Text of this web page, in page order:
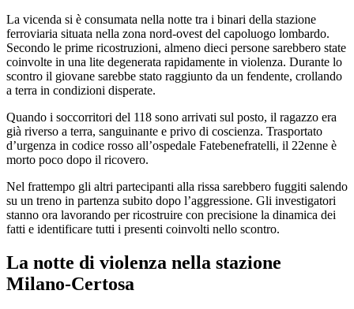
La vicenda si è consumata nella notte tra i binari della stazione
ferroviaria situata nella zona nord-ovest del capoluogo lombardo.
Secondo le prime ricostruzioni, almeno dieci persone sarebbero state
coinvolte in una lite degenerata rapidamente in violenza. Durante lo
scontro il giovane sarebbe stato raggiunto da un fendente, crollando
a terra in condizioni disperate.
Quando i soccorritori del 118 sono arrivati sul posto, il ragazzo era
già riverso a terra, sanguinante e privo di coscienza. Trasportato
d’urgenza in codice rosso all’ospedale Fatebenefratelli, il 22enne è
morto poco dopo il ricovero.
Nel frattempo gli altri partecipanti alla rissa sarebbero fuggiti salendo
su un treno in partenza subito dopo l’aggressione. Gli investigatori
stanno ora lavorando per ricostruire con precisione la dinamica dei
fatti e identificare tutti i presenti coinvolti nello scontro.
La notte di violenza nella stazione
Milano-Certosa